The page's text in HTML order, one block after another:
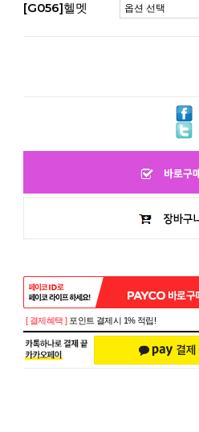
[G056]헬멧
[ 결제혜택 ] 포인트 결제시 1% 적립!